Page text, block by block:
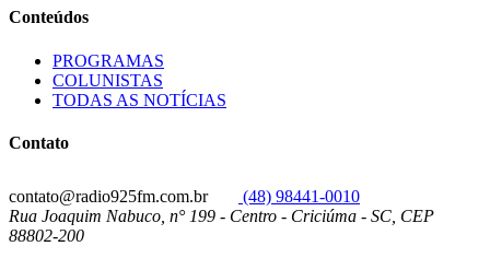
Conteúdos
PROGRAMAS
COLUNISTAS
TODAS AS NOTÍCIAS
Contato
contato@radio925fm.com.br
(48) 98441-0010
Rua Joaquim Nabuco, n° 199 - Centro - Criciúma - SC, CEP
88802-200